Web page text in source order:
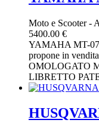
Moto e Scooter-
5400.00 €
YAMAHA MT-07
propone in
OMOLOGATO
LIBRETTO